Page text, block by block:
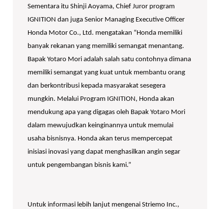
Sementara itu Shinji Aoyama, Chief Juror program
IGNITION dan juga Senior Managing Executive Officer
Honda Motor Co., Ltd. mengatakan “Honda memiliki
banyak rekanan yang memiliki semangat menantang.
Bapak Yotaro Mori adalah salah satu contohnya dimana
memiliki semangat yang kuat untuk membantu orang
dan berkontribusi kepada masyarakat sesegera
mungkin. Melalui Program IGNITION, Honda akan
mendukung apa yang digagas oleh Bapak Yotaro Mori
dalam mewujudkan keinginannya untuk memulai
usaha bisnisnya. Honda akan terus mempercepat
inisiasi inovasi yang dapat menghasilkan angin segar
untuk pengembangan bisnis kami.”
Untuk informasi lebih lanjut mengenai Striemo Inc.,